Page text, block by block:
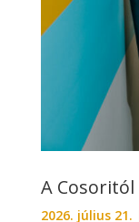
A
2026. július 21.